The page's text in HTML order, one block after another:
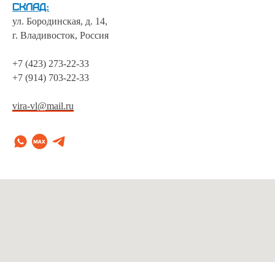
Склад:
ул. Бородинская, д. 14,
г. Владивосток, Россия
+7 (423) 273-22-33
+7 (914) 703-22-33
vira-vl@mail.ru